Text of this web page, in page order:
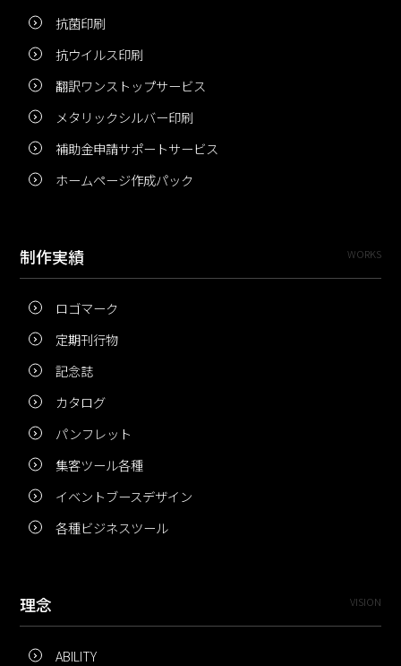
抗菌印刷
抗ウイルス印刷
翻訳ワンストップサービス
メタリックシルバー印刷
補助金申請サポートサービス
ホームページ作成パック
制作実績 WORKS
ロゴマーク
定期刊行物
記念誌
カタログ
パンフレット
集客ツール各種
イベントブースデザイン
各種ビジネスツール
理念 VISION
ABILITY